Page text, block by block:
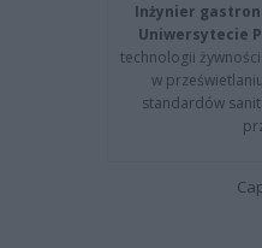
Inżynier
Uniwersytecie
technologii
w
standardów